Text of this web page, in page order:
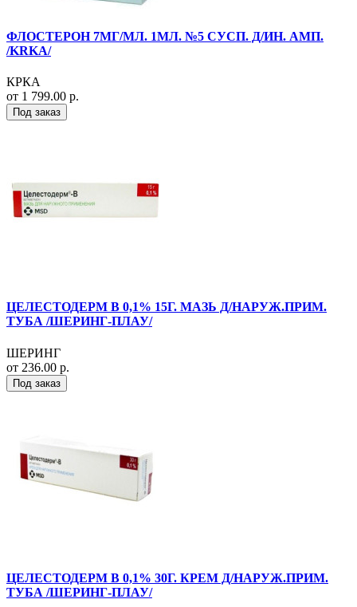
ФЛОСТЕРОН 7МГ/МЛ. 1МЛ. №5 СУСП. Д/ИН. АМП.
/KRKA/
КРКА
от 1 799.00 р.
Под заказ
ЦЕЛЕСТОДЕРМ В 0,1% 15Г. МАЗЬ Д/НАРУЖ.ПРИМ.
ТУБА /ШЕРИНГ-ПЛАУ/
ШЕРИНГ
от 236.00 р.
Под заказ
ЦЕЛЕСТОДЕРМ В 0,1% 30Г. КРЕМ Д/НАРУЖ.ПРИМ.
ТУБА /ШЕРИНГ-ПЛАУ/